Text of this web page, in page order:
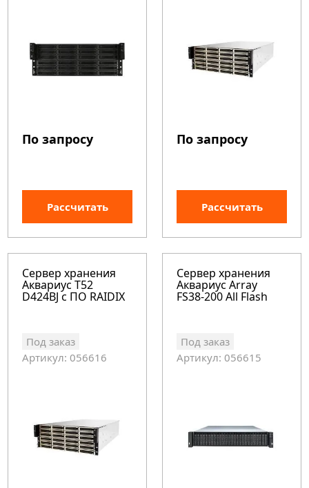
По запросу
Рассчитать
По запросу
Рассчитать
Сервер хранения
Аквариус T52
D424BJ c ПО RAIDIX
Под заказ
Артикул: 056616
Сервер хранения
Аквариус Array
FS38-200 All Flash
Под заказ
Артикул: 056615